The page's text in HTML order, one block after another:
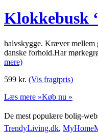
Klokkebusk
halvskygge. Kræver mellem
danske forhold.Har
mere)
599 kr. (Vis fragtpris)
Læs mere »Køb nu »
De mest populære bolig-
TrendyLiving.dk,